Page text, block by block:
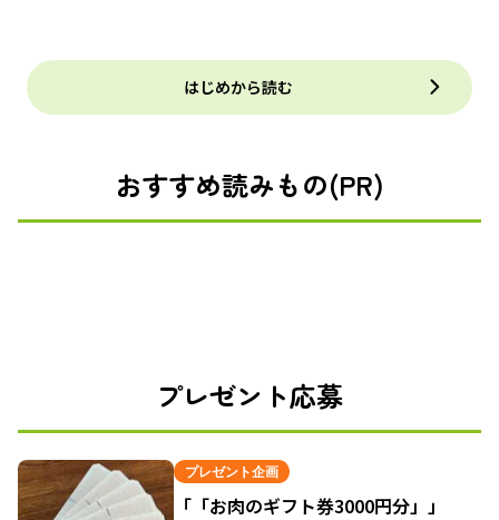
はじめから読む
おすすめ読みもの(PR)
プレゼント応募
プレゼント企画
「「お肉のギフト券3000円分」」